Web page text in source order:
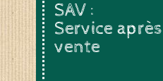
SAV :
Service après
vente